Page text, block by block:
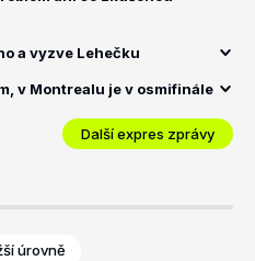
a vyzve Lehečku
v Montrealu je v osmifinále
Další expres zprávy
úrovně